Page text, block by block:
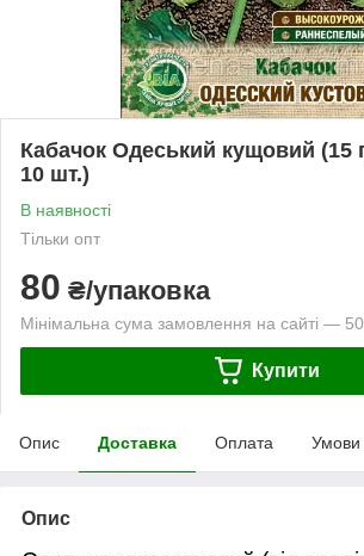
Кабачок Одеський кущовий (15
10 шт.)
В наявності
Тільки опт
80 ₴/упаковка
Мінімальна сума замовлення на сайті —
Купити
Опис Доставка Оплата Умови
Опис